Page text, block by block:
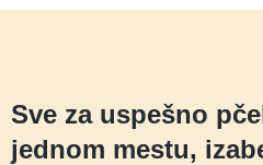
Sve za uspešno
jednom mestu,